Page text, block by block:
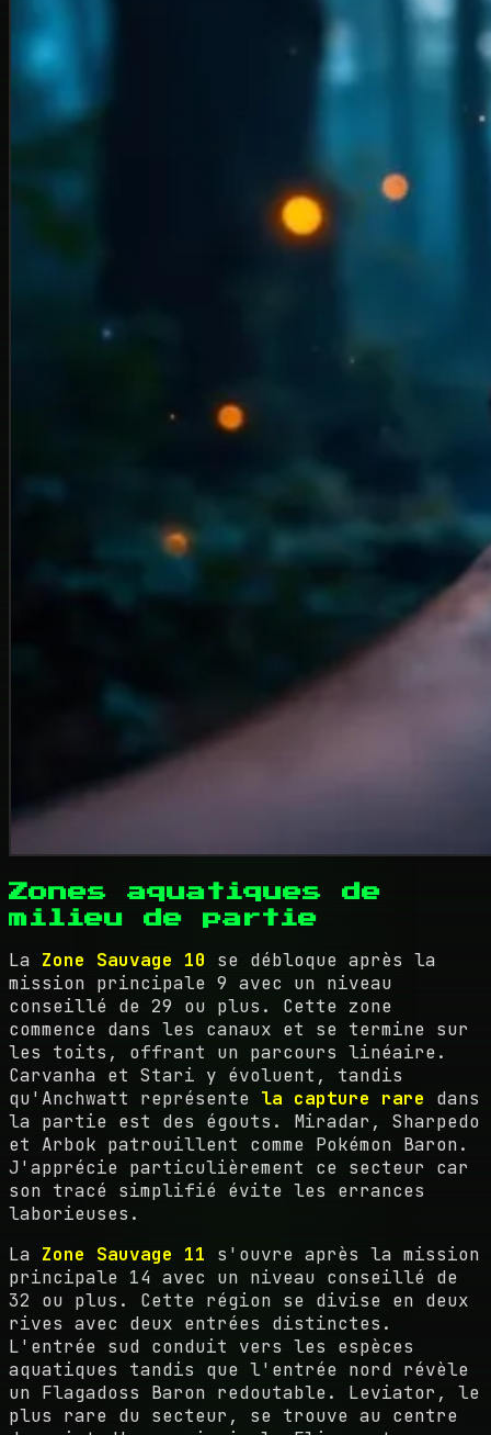
Zones aquatiques de
milieu de partie
La Zone Sauvage 10 se débloque après la
mission principale 9 avec un niveau
conseillé de 29 ou plus. Cette zone
commence dans les canaux et se termine sur
les toits, offrant un parcours linéaire.
Carvanha et Stari y évoluent, tandis
qu'Anchwatt représente la capture rare dans
la partie est des égouts. Miradar, Sharpedo
et Arbok patrouillent comme Pokémon Baron.
J'apprécie particulièrement ce secteur car
son tracé simplifié évite les errances
laborieuses.
La Zone Sauvage 11 s'ouvre après la mission
principale 14 avec un niveau conseillé de
32 ou plus. Cette région se divise en deux
rives avec deux entrées distinctes.
L'entrée sud conduit vers les espèces
aquatiques tandis que l'entrée nord révèle
un Flagadoss Baron redoutable. Leviator, le
plus rare du secteur, se trouve au centre